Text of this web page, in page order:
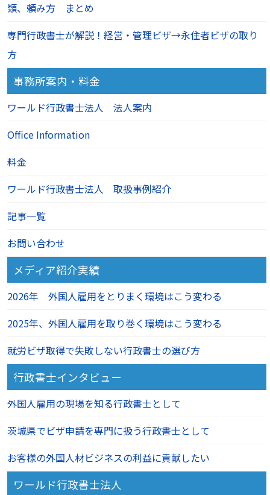
類、頼み方 まとめ
専門行政書士が解説！経営・管理ビザ→永住者ビザの取り
方
事務所案内・料金
ワールド行政書士法人 法人案内
Office Information
料金
ワールド行政書士法人 取扱事例紹介
記事一覧
お問い合わせ
メディア紹介実績
2026年 外国人雇用をとりまく環境はこう変わる
2025年、外国人雇用を取り巻く環境はこう変わる
就労ビザ取得で失敗しない行政書士の選び方
行政書士インタビュー
外国人雇用の現場を知る行政書士として
茨城県でビザ申請を専門に扱う行政書士として
お客様の外国人材ビジネスの利益に貢献したい
ワールド行政書士法人